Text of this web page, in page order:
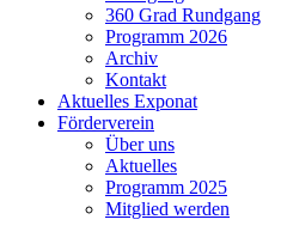
360 Grad Rundgang
Programm 2026
Archiv
Kontakt
Aktuelles Exponat
Förderverein
Über uns
Aktuelles
Programm 2025
Mitglied werden